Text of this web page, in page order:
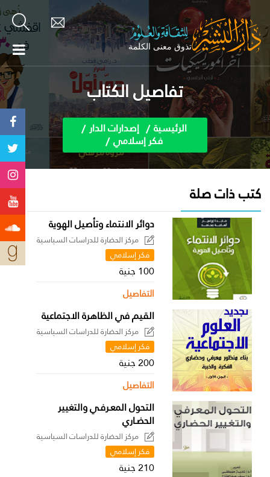
تفاصيل الكتاب
الرئيسية إصدارات الدار
فكر إسلامي
كتب ذات صلة
دوائر الانتماء وتأصيل الهوية
مركز الحضارة للدراسات السياسية
فكر إسلامي
100 جنية
التفاصيل
القيم في الظاهرة الاجتماعية
مركز الحضارة للدراسات السياسية
فكر إسلامي
200 جنية
التفاصيل
التحول المعـرفـي والتغيير
الحضـاري
مركز الحضارة للدراسات السياسية
فكر إسلامي
210 جنية